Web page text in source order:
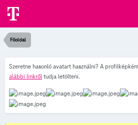
Főoldal
Szeretne hasonló avatart használni? A
alábbi linkről tudja letölteni.